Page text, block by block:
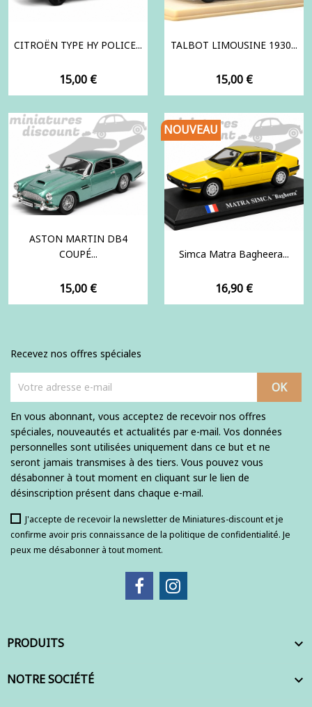
CITROËN TYPE HY POLICE...
Prix
15,00 €
TALBOT LIMOUSINE 1930...
Prix
15,00 €
ASTON MARTIN DB4
COUPÉ...
Prix
15,00 €
Simca Matra Bagheera...
Prix
16,90 €
NOUVEAU
Recevez nos offres spéciales
En vous abonnant, vous acceptez de recevoir nos offres
spéciales, nouveautés et actualités par e-mail. Vos données
personnelles sont utilisées uniquement dans ce but et ne
seront jamais transmises à des tiers. Vous pouvez vous
désabonner à tout moment en cliquant sur le lien de
désinscription présent dans chaque e-mail.
J'accepte de recevoir la newsletter de Miniatures-discount et je
confirme avoir pris connaissance de la politique de confidentialité. Je
peux me désabonner à tout moment.
PRODUITS 
NOTRE SOCIÉTÉ 